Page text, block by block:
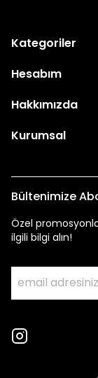
Kategoriler
Hesabım
Hakkımızda
Kurumsal
Bültenimize
Özel
ilgili bilgi alın!